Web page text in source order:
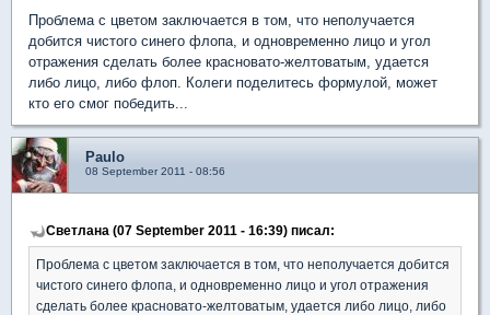
Проблема с цветом заключается в том, что неполучается
добится чистого синего флопа, и одновременно лицо и угол
отражения сделать более красновато-желтоватым, удается
либо лицо, либо флоп. Колеги поделитесь формулой, может
кто его смог победить...
Paulo
08 September 2011 - 08:56
Светлана (07 September 2011 - 16:39) писал:
Проблема с цветом заключается в том, что неполучается добится
чистого синего флопа, и одновременно лицо и угол отражения
сделать более красновато-желтоватым, удается либо лицо, либо